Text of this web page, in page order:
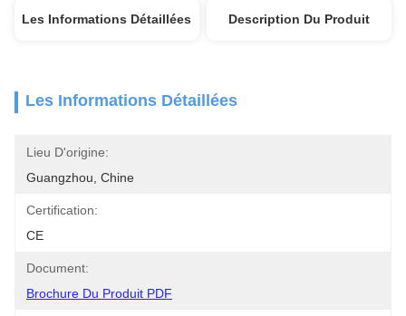
Les Informations Détaillées Description Du Produit
Les Informations Détaillées
Lieu D'origine:
Guangzhou, Chine
Certification:
CE
Document:
Brochure Du Produit PDF